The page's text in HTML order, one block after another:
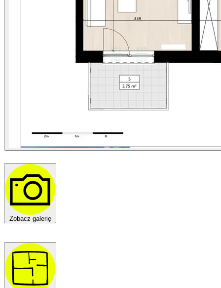
Zobacz galerię